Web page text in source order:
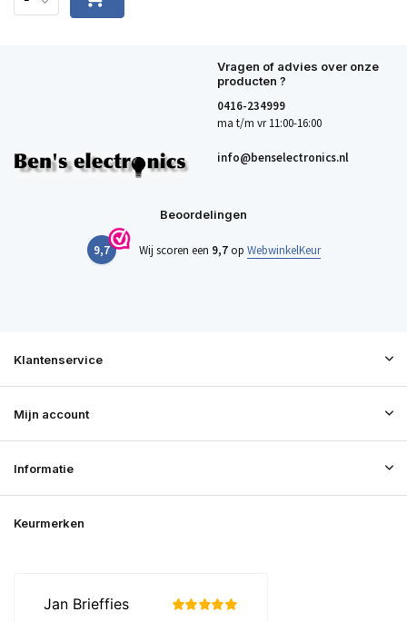
Vragen of advies over onze
producten ?
0416-234999
ma t/m vr 11:00-16:00
info@benselectronics.nl
Beoordelingen
9,7 Wij scoren een 9,7op WebwinkelKeur
Klantenservice
Mijn account
Informatie
Keurmerken